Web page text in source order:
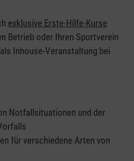
exklusive Erste-Hilfe-Kurse
Betrieb oder Ihren Sportverein
Inhouse-Veranstaltung bei
Notfallsituationen und der
für verschiedene Arten von